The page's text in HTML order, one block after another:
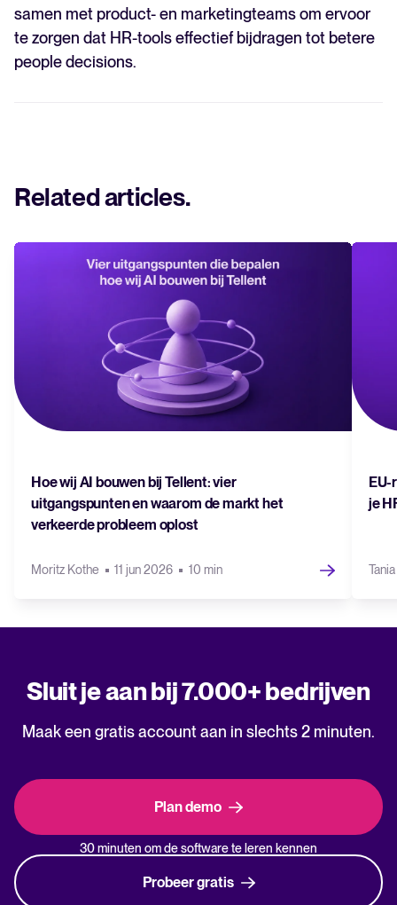
samen met product- en marketingteams om ervoor
te zorgen dat HR-tools effectief bijdragen tot betere
people decisions.
Related articles.
Hoe wij AI bouwen bij Tellent: vier
uitgangspunten en waarom de markt het
verkeerde probleem oplost
Moritz Kothe 11 jun 2026 10 min
je
Sluit je aan bij 7.000+ bedrijven
Maak een gratis account aan in slechts 2 minuten.
Plan demo
30 minuten om de software te leren kennen
Probeer gratis